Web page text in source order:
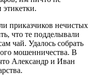
этикетки.
приказчиков нечистых
что те подделывали
чай. Удалось собрать
мошенничества. В
Александр и Иван